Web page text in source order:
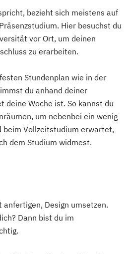
bezieht sich meistens auf
Hier besuchst du
vor Ort, um deinen
zu erarbeiten.
Stundenplan wie in der
du anhand deiner
deine Woche ist. So kannst du
um nebenbei ein wenig
beim Vollzeitstudium erwartet,
dem Studium widmest.
Design umsetzen.
Dann bist du im